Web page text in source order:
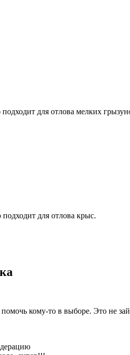
для отлова мелких
для отлова крыс.
кому-то в выборе. Это не